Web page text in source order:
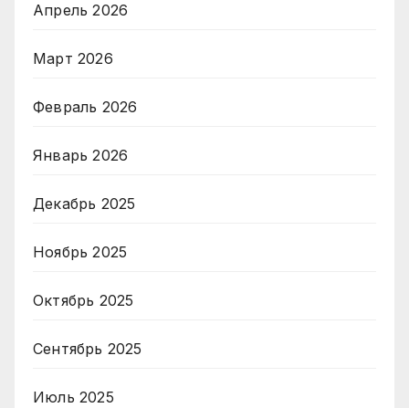
Апрель 2026
Март 2026
Февраль 2026
Январь 2026
Декабрь 2025
Ноябрь 2025
Октябрь 2025
Сентябрь 2025
Июль 2025